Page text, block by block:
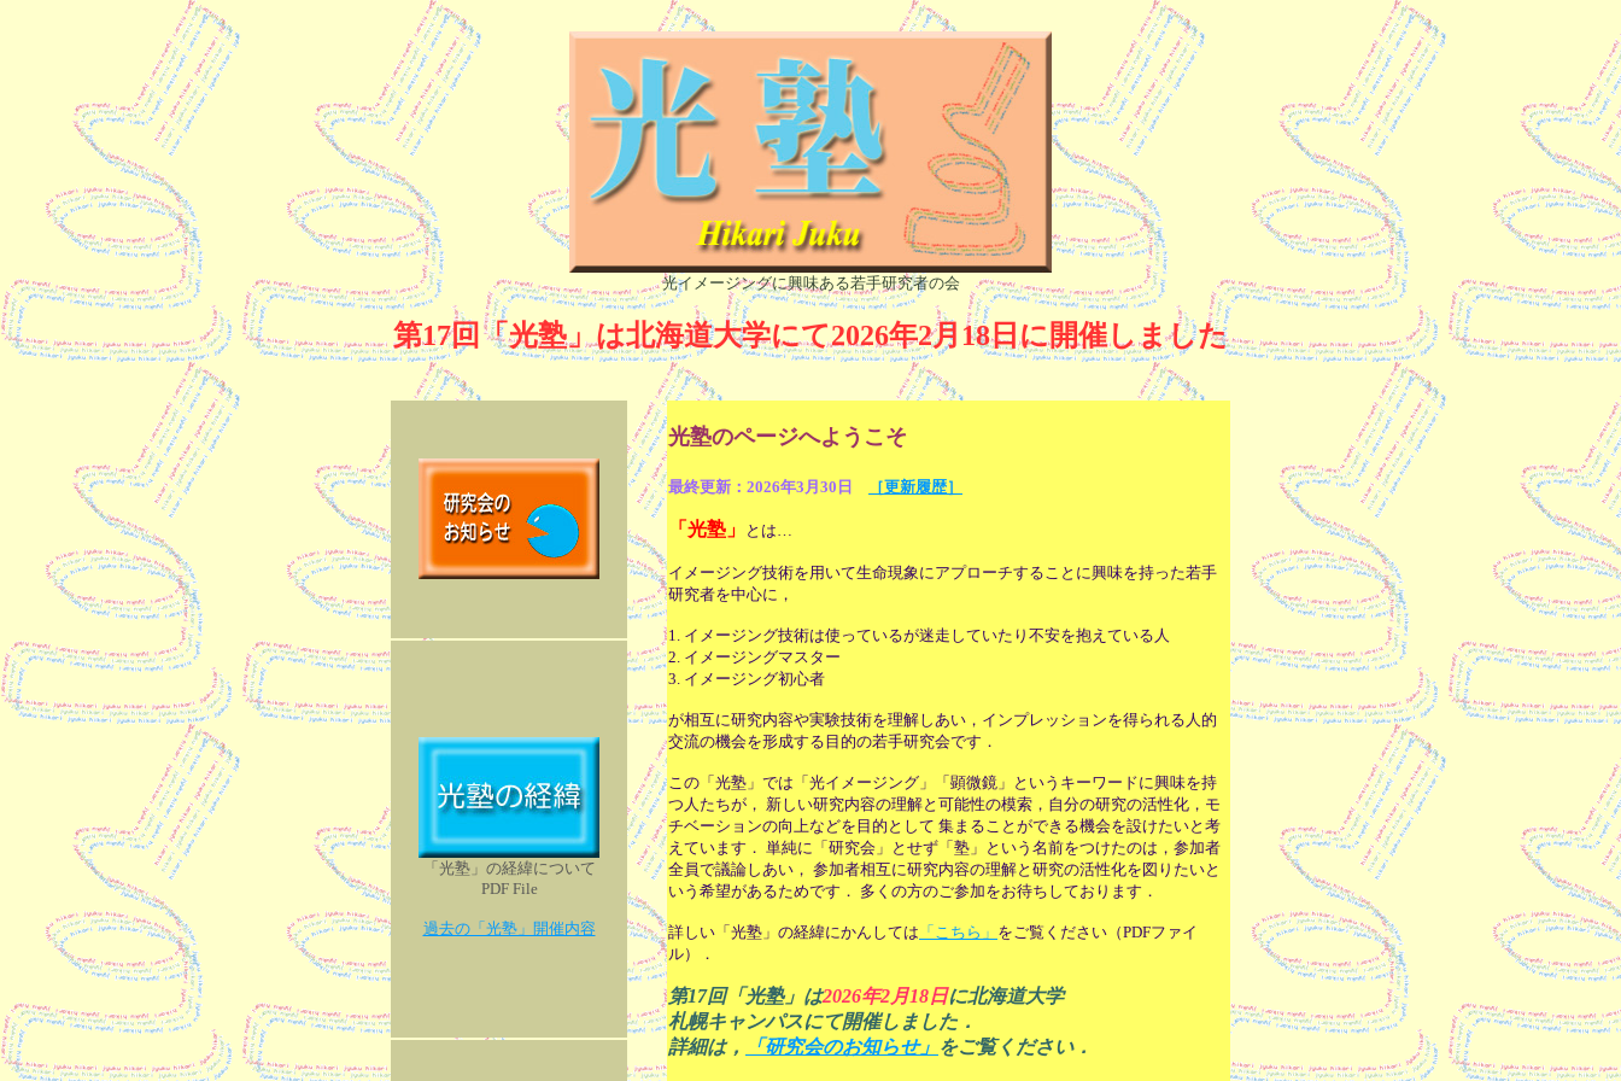
光イメージングに興味ある若手研究者の会
第17回「光塾」は北海道大学にて2026年2月18日に開催しました
光塾のページへようこそ
最終更新：2026年3月30日 ［更新履歴］
「光塾」 とは…
イメージング技術を用いて生命現象にアプローチすることに興味を持った若手
研究者を中心に，
1. イメージング技術は使っているが迷走していたり不安を抱えている人
2. イメージングマスター
3. イメージング初心者
が相互に研究内容や実験技術を理解しあい，インプレッションを得られる人的
交流の機会を形成する目的の若手研究会です．
この「光塾」では「光イメージング」「顕微鏡」というキーワードに興味を持
つ人たちが， 新しい研究内容の理解と可能性の模索，自分の研究の活性化，モ
チベーションの向上などを目的として 集まることができる機会を設けたいと考
えています． 単純に「研究会」とせず「塾」という名前をつけたのは，参加者
全員で議論しあい， 参加者相互に研究内容の理解と研究の活性化を図りたいと
いう希望があるためです． 多くの方のご参加をお待ちしております．
詳しい「光塾」の経緯にかんしては 「こちら」 をご覧ください（PDFファイ
ル）．
第17回「光塾」は2026年2月18日に北海道大学
札幌キャンパスにて開催しました．
詳細は，
「研究会のお知らせ」 をご覧ください．
「光塾」の経緯について
PDF File
過去の「光塾」開催内容